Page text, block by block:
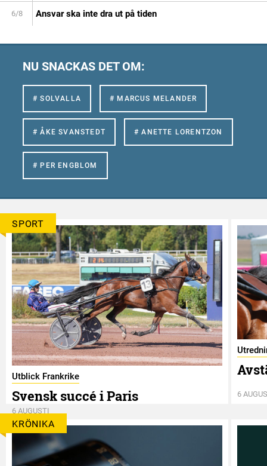
6/8 Ansvar ska inte dra ut på tiden
NU SNACKAS DET OM:
# SOLVALLA # MARCUS MELANDER
# ÅKE SVANSTEDT # ANETTE LORENTZON
# PER ENGBLOM
SPORT
Utblick Frankrike
Svensk succé i Paris
6 AUGUSTI
6
KRÖNIKA